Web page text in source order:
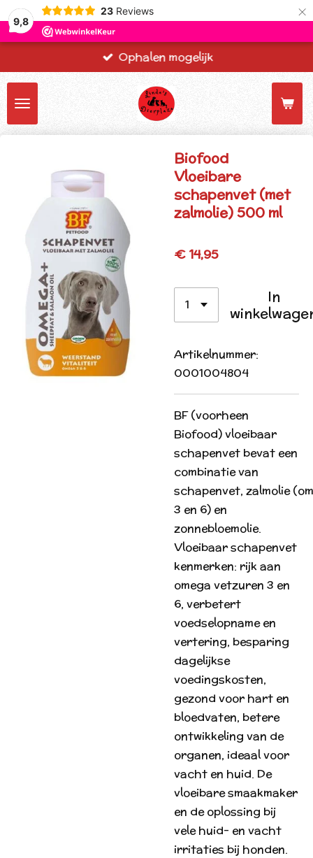
9,8
23 Reviews ×
Ophalen mogelijk
Biofood
Vloeibare
schapenvet (met
zalmolie) 500 ml
€ 14,95
In
Artikelnummer:
0001004804
BF (voorheen
Biofood) vloeibaar
schapenvet bevat een
combinatie van
schapenvet, zalmolie
3 en 6) en
zonnebloemolie.
Vloeibaar schapenvet
kenmerken: rijk aan
omega vetzuren 3 en
6, verbetert
voedselopname en
vertering, besparing
dagelijkse
voedingskosten,
gezond voor hart en
bloedvaten, betere
ontwikkeling van de
organen, ideaal voor
vacht en huid. De
vloeibare smaakmaker
en de oplossing bij
vele huid- en vacht
irritaties bij honden.